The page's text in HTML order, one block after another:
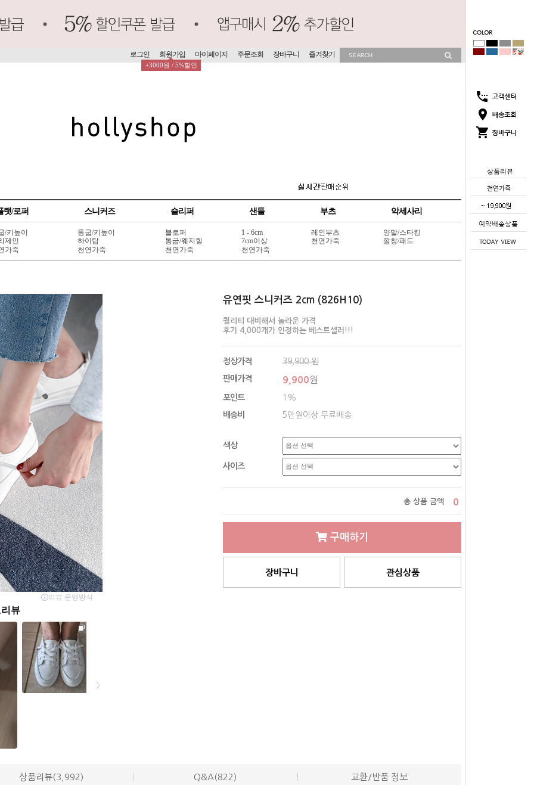
상품리뷰
로그인 회원가입
+3000원 / 5%할인
마이페이지 주문조회 장바구니 즐겨찾기
랫/로퍼 스니커즈 슬리퍼 샌들 부츠 악세사리
/키높이
제인
가죽
통굽/키높이
하이탑
천연가죽
블로퍼
통굽/웨지힐
천연가죽
1 - 6cm
7cm이상
천연가죽
레인부츠
천연가죽
양말/스타킹
깔창/패드
유연핏 스니커즈 2cm (826H10)
퀄리티 대비해서 놀라운 가격
후기 4,000개가 인정하는 베스트셀러!!!
정상가격 39,900원
판매가격 9,900원
포인트 1%
배송비 5만원이상 무료배송
색상
사이즈
총 상품 금액 0
구매하기
장바구니 관심상품
상품리뷰(3,992) Q&A(822) 교환/반품 정보